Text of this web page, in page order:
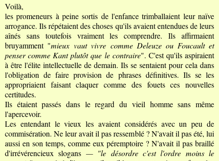
Voilà,
les promeneurs à peine sortis de l'enfance trimballaient leur naïve
arrogance. Ils répétaient des choses qu'ils avaient entendues de leurs
aînés sans toutefois vraiment les comprendre. Ils affirmaient
bruyamment "mieuxvaut vivre comme Deleuze ou Foucault et
penser comme Kant plutôt que le contraire". C'est qu'ils aspiraient
à être l'élite intellectuelle de demain. Ils se sentaient pour cela dans
l'obligation de faire provision de phrases définitives. Ils se les
appropriaient faisant claquer comme des fouets ces nouvelles
certitudes.
Ils étaient passés dans le regard du vieil homme sans même
l'apercevoir.
Les entendant le vieux les avaient considérés avec un peu de
commisération. Ne leur avait il pas ressemblé ? N'avait il pas été, lui
aussi en son temps, comme eux péremptoire ? N'avait il pas braillé
d'irrévérencieux slogans — "le désordre c'est l'ordre moins le